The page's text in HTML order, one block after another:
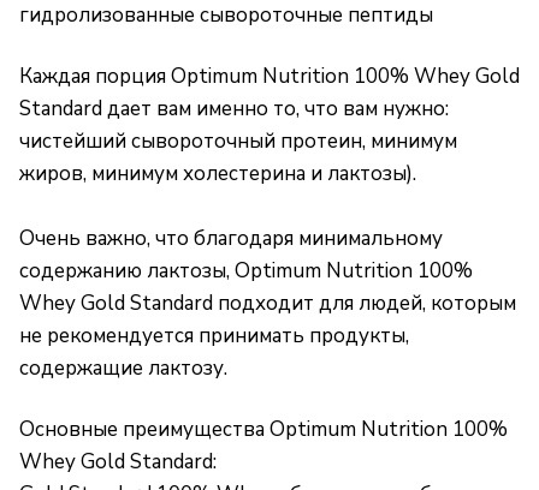
гидролизованные сывороточные пептиды
Каждая порция Optimum Nutrition 100% Whey Gold
Standard дает вам именно то, что вам нужно:
чистейший сывороточный протеин, минимум
жиров, минимум холестерина и лактозы).
Очень важно, что благодаря минимальному
содержанию лактозы, Optimum Nutrition 100%
Whey Gold Standard подходит для людей, которым
не рекомендуется принимать продукты,
содержащие лактозу.
Основные преимущества Optimum Nutrition 100%
Whey Gold Standard: